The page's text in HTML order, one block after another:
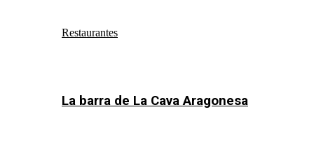
Restaurantes
La barra de La Cava Aragonesa